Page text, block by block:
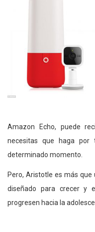
Amazon Echo, puede
necesitas que haga por
determinado momento.
Pero, Aristotle es más
diseñado para crecer y
progresen hacia la